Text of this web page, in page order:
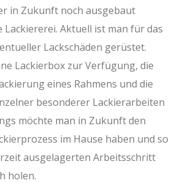
in Zukunft noch ausgebaut
Lackiererei. Aktuell ist man für das
Lackschäden gerüstet.
Lackierbox zur Verfügung, die
eines Rahmens und die
besonderer Lackierarbeiten
möchte man in Zukunft den
im Hause haben und so
ausgelagerten Arbeitsschritt
holen.